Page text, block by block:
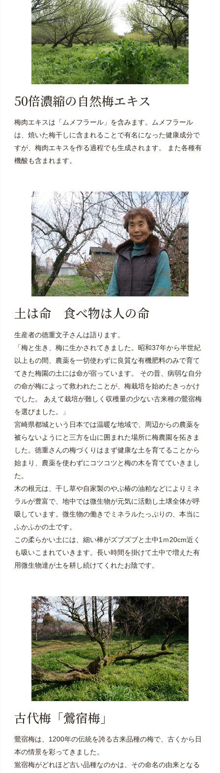
50倍濃縮の自然梅エキス
梅肉エキスは「ムメフラール」を含みます。ムメフラール
は、焼いた梅干しに含まれることで有名になった健康成分で
すが、梅肉エキスを作る過程でも生成されます。 また各種有
機酸も含まれます。
土は命 食べ物は人の命
生産者の徳重文子さんは語ります。
「梅と生き、梅に生かされてきました。昭和37年から半世紀
以上もの間、農薬を一切使わずに良質な有機肥料のみで育て
てきた梅園の土には命が宿っています。 その昔、病弱な自分
の命が梅によって救われたことが、梅栽培を始めたきっかけ
でした。 あえて栽培が難しく収穫量の少ない古来種の鶯宿梅
を選びました。」
宮崎県都城という日本では温暖な地域で、周辺からの農薬を
被らないようにと三方を山に囲まれた場所に梅農園を拓きま
した。徳重さんの梅づくりはまず健康な土を育てることから
始まり、農薬を使わずにコツコツと梅の木を育てていきまし
た。
木の根元は、干し草や自家製のやぶ椿の油粕などによりミネ
ラルが豊富で、地中では微生物が元気に活動し土壌全体が呼
吸しています。微生物の働きでミネラルたっぷりの、本当に
ふかふかの土です。
この柔らかい土には、細い棒がズブズブと土中1ｍ20cm近く
も吸いこまれていきます。長い時間を掛けて土中で増えた有
用微生物達が土を耕し続けてくれたお陰です。
古代梅「鶯宿梅」
鶯宿梅は、1200年の伝統を誇る古来品種の梅で、古くから日
本の情景を彩ってきました。
鴬宿梅がどれほど古い品種なのかは、その命名の由来となる